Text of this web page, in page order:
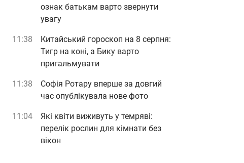
ознак батькам варто звернути
увагу
11:38
Китайський гороскоп на 8 серпня:
Тигр на коні, а Бику варто
пригальмувати
11:38
Софія Ротару вперше за довгий
час опублікувала нове фото
11:04
Які квіти виживуть у темряві:
перелік рослин для кімнати без
вікон